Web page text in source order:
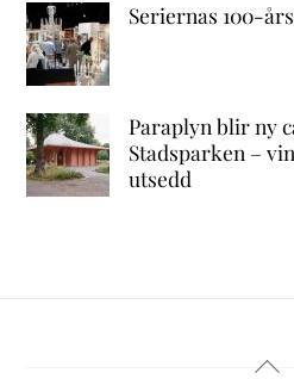
Seriernas 100-
Paraplyn blir ny
Stadsparken –
utsedd
Back